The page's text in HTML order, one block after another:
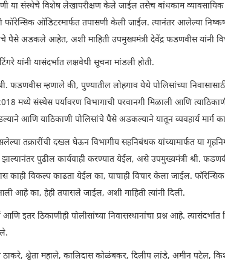
या संस्थेचे विशेष लेखापरीक्षण केले जाईल तसेच बांधकाम
फॉरेन्सिक ऑडिटरमार्फत तपासणी केली जाईल. त्यानंतर आलेल्या
पैसे अडकले आहेत, अशी माहिती उपमुख्यमंत्री देवेंद्र फडणवीस यांनी
यांनी यासंदर्भात लक्षवेधी सूचना मांडली होती.
फडणवीस म्हणाले की, पुण्यातील लोहगाव येथे पोलिसांच्या
मध्ये संस्थेस पर्यावरण विभागाची परवानगी मिळाली आणि
आणि याठिकाणी पोलिसांचे पैसे अडकल्याने यातून व्यवहार्य
तक्रारींची दखल घेऊन विभागीय सहनिबंधक यांच्यामार्फत या
झाल्यानंतर पुढील कार्यवाही करण्यात येईल, असे उपमुख्यमंत्री श्री.
काही विकल्प काढता येईल का, याचाही विचार केला जाईल.
आहे का, हेही तपासले जाईल, अशी माहिती त्यांनी दिली.
इतर ठिकाणीही पोलीसांच्या निवासस्थानांचा प्रश्न आहे.
श्वेता महाले, कालिदास कोळंबकर, दिलीप लांडे, अमीन पटेल,